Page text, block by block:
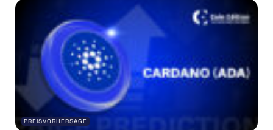
PREISVORHERSAGE